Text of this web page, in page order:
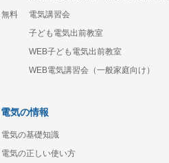
無料
電気講習会
子ども電気出前教室
WEB子ども電気出前教室
WEB電気講習会（一般家庭向け）
電気の情報
電気の基礎知識
電気の正しい使い方